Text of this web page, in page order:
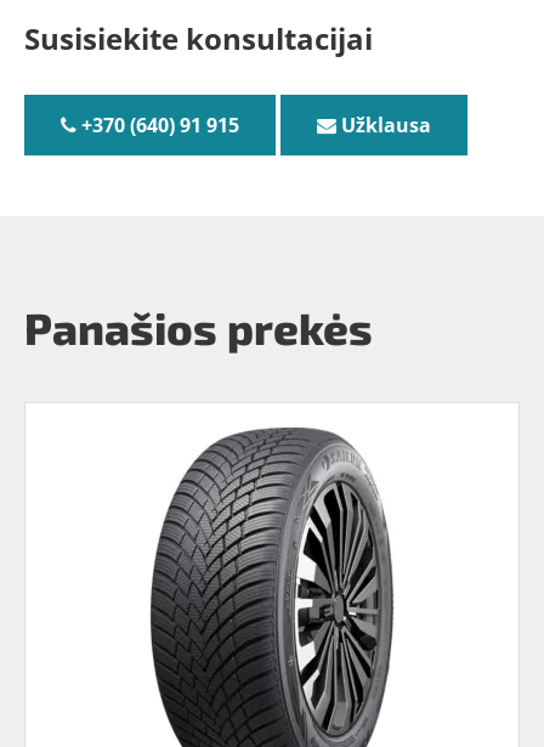
Susisiekite konsultacijai
+370 (640) 91 915 Užklausa
Panašios prekės